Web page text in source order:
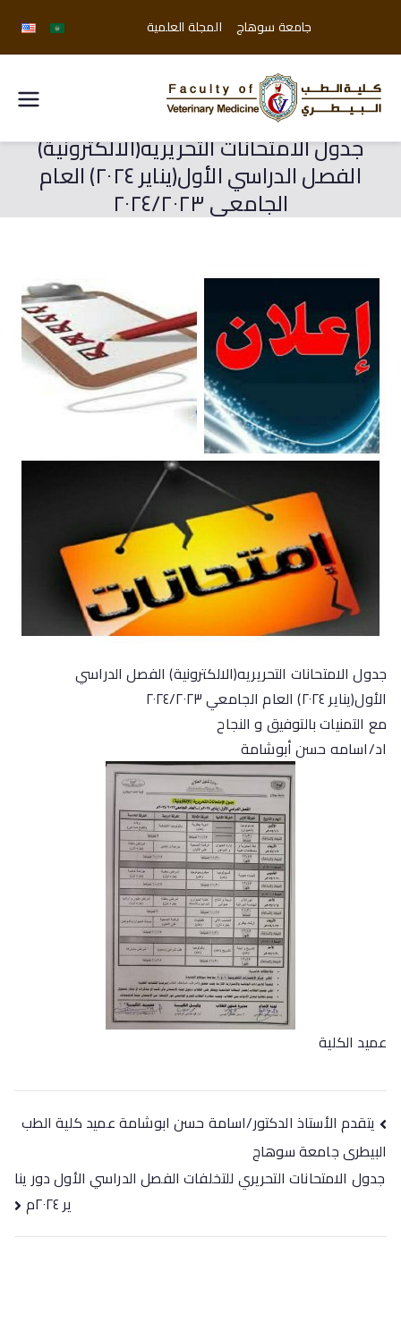
جامعة سوهاج المجلة العلمية
الطب
البيطري
سوهاج
جدول الامتحانات التحريريه(الالكترونية)
الفصل الدراسي الأول(يناير ٢٠٢٤) العام
الجامعي ٢٠٢٤/٢٠٢٣
جدول الامتحانات التحريريه(الالكترونية) الفصل الدراسي
الأول(يناير ٢٠٢٤) العام الجامعي ٢٠٢٤/٢٠٢٣
مع التمنيات بالتوفيق و النجاح
اد/اسامه حسن أبوشامة
عميد الكلية
يتقدم الأستاذ الدكتور/اسامة حسن ابوشامة عميد كلية الطب
البيطرى جامعة سوهاج
جدول الامتحانات التحريري للتخلفات الفصل الدراسي الأول دور ينا
ير ٢٠٢٤م